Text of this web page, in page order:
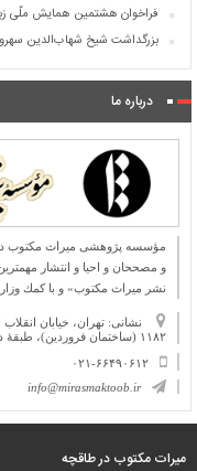
فراخوان هشتمین همایش ملّی
بزرگداشت شیخ شهاب‌الدین
درباره ما
و مصححان و احیا و انتشار
نشر میراث مكتوب» و با كمك
نشانی: تهران، خیابان
۱۱۸۲ (ساختمان فروردین)، طبقۀ دوم
۰۲۱-۶۶۴۹۰۶۱۲
info@mirasmaktoob.ir
میرات مکتوب در طاقچه